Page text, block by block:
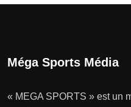
Méga Sports Média
« MEGA SPORTS » est un